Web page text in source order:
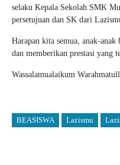
selaku Kepala Sekolah SMK
persetujuan dan SK dari
Harapan kita semua, anak-
dan memberikan prestasi yang
Wassalamualaikum
BEASISWA Lazismu